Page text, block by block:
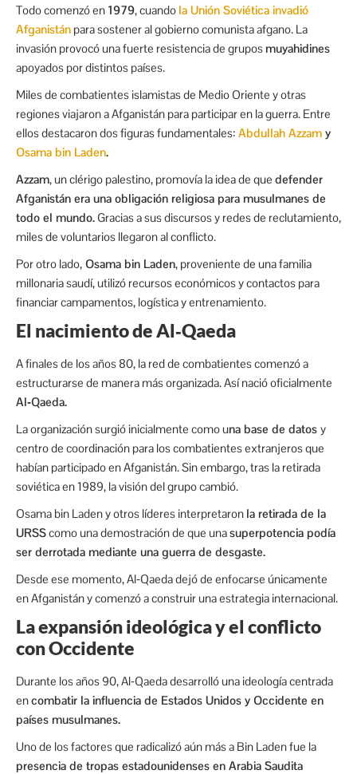
Todo comenzó en 1979, cuando la Unión Soviética invadió
Afganistán para sostener al gobierno comunista afgano. La
invasión provocó una fuerte resistencia de grupos muyahidines
apoyados por distintos países.
Miles de combatientes islamistas de Medio Oriente y otras
regiones viajaron a Afganistán para participar en la guerra. Entre
ellos destacaron dos figuras fundamentales: Abdullah Azzam y
Osama bin Laden.
Azzam, un clérigo palestino, promovía la idea de que defender
Afganistán era una obligación religiosa para musulmanes de
todo el mundo.Gracias a sus discursos y redes de reclutamiento,
miles de voluntarios llegaron al conflicto.
Por otro lado, Osama bin Laden, proveniente de una familia
millonaria saudí, utilizó recursos económicos y contactos para
financiar campamentos, logística y entrenamiento.
El nacimiento de Al‑Qaeda
A finales de los años 80, la red de combatientes comenzó a
estructurarse de manera más organizada. Así nació oficialmente
Al‑Qaeda.
La organización surgió inicialmente como una base de datos y
centro de coordinación para los combatientes extranjeros que
habían participado en Afganistán. Sin embargo, tras la retirada
soviética en 1989, la visión del grupo cambió.
Osama bin Laden y otros líderes interpretaron la retirada de la
URSScomo una demostración de que unasuperpotencia podía
ser derrotada mediante una guerra de desgaste.
Desde ese momento, Al‑Qaeda dejó de enfocarse únicamente
en Afganistán y comenzó a construir una estrategia internacional.
La expansión ideológica y el conflicto
con Occidente
Durante los años 90, Al‑Qaeda desarrolló una ideología centrada
encombatir la influencia de Estados Unidos y Occidente en
países musulmanes.
Uno de los factores que radicalizó aún más a Bin Laden fue la
presencia de tropas estadounidenses en Arabia Saudita